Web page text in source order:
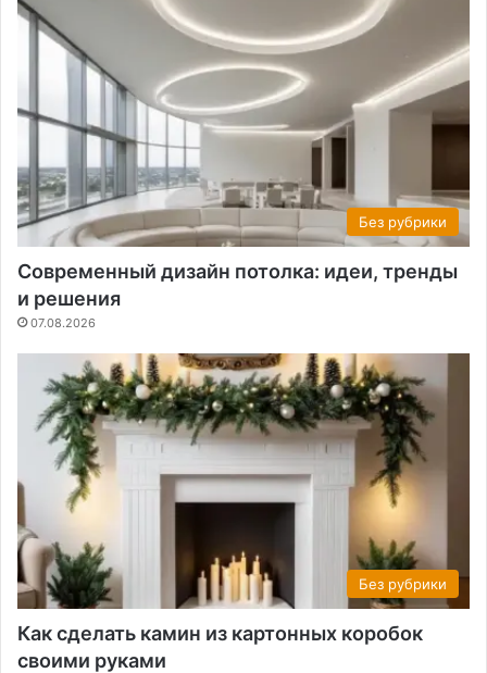
Без рубрики
Современный дизайн потолка: идеи, тренды
и решения
07.08.2026
Без рубрики
Как сделать камин из картонных коробок
своими руками